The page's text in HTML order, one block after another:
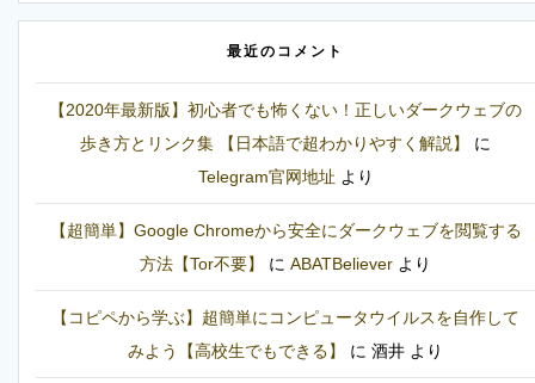
最近のコメント
【2020年最新版】初心者でも怖くない！正しいダークウェブの
歩き方とリンク集 【日本語で超わかりやすく解説】
に
Telegram官网地址 より
【超簡単】Google Chromeから安全にダークウェブを閲覧する
方法【Tor不要】
に ABATBeliever より
【コピペから学ぶ】超簡単にコンピュータウイルスを自作して
みよう【高校生でもできる】
に 酒井 より